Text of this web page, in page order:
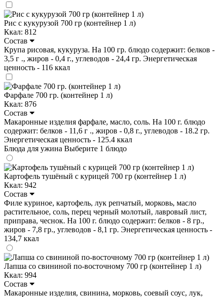
Рис с кукурузой 700 гр (контейнер 1 л)
Ккал: 812
Состав
Крупа рисовая, кукуруза. На 100 гр. блюдо содержит: белков -
3,5 г ., жиров - 0,4 г., углеводов - 24,4 гр. Энергетическая
ценность - 116 ккал
Фарфале 700 гр. (контейнер 1 л)
Ккал: 876
Состав
Макаронные изделия фарфале, масло, соль. На 100 г. блюдо
содержит: белков - 11,6 г ., жиров - 0,8 г., углеводов - 18.2 гр.
Энергетическая ценность - 125.4 ккал
Блюда для ужина Выберите 1 блюдо
Картофель тушёный с курицей 700 гр (контейнер 1 л)
Ккал: 942
Состав
Филе куриное, картофель, лук репчатый, морковь, масло
растительное, соль, перец черный молотый, лавровый лист,
приправа, чеснок. На 100 г. блюдо содержит: белков - 8 гр.,
жиров - 7,8 гр., углеводов - 8,1 гр. Энергетическая ценность -
134,7 ккал
Лапша со свининой по-восточному 700 гр (контейнер 1 л)
Ккал: 994
Состав
Макаронные изделия, свинина, морковь, соевый соус, лук,